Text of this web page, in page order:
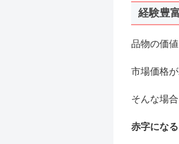
経験豊
品物の価
市場価格
そんな場
赤字にな